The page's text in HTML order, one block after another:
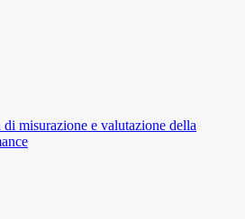
di misurazione e valutazione della